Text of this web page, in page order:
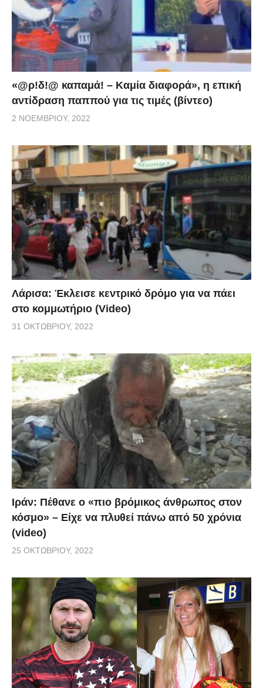
«@ρ!δ!@ καπαμά! – Καμία διαφορά», η επική
αντίδραση παππού για τις τιμές (βίντεο)
2 ΝΟΕΜΒΡΊΟΥ, 2022
Λάρισα: Έκλεισε κεντρικό δρόμο για να πάει
στο κομμωτήριο (Video)
31 ΟΚΤΩΒΡΊΟΥ, 2022
Ιράν: Πέθανε ο «πιο βρόμικος άνθρωπος στον
κόσμο» – Είχε να πλυθεί πάνω από 50 χρόνια
(video)
25 ΟΚΤΩΒΡΊΟΥ, 2022